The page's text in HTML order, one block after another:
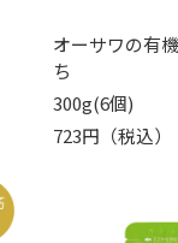
オーサワの有
ち
300g(6個)
723円（税込）